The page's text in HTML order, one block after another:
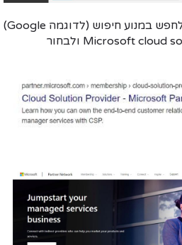
לאחר מכן, ב-tab חדש, יש לחפש במנוע חיפוש (לדוגמה Google)
Microsoft cloudולבחור